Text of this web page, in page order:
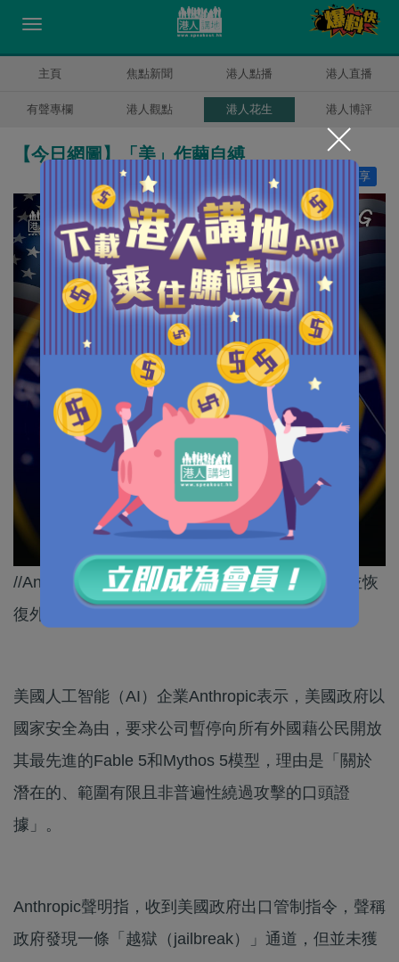
主頁 焦點新聞 港人點播 港人直播
有聲專欄 港人觀點 港人花生 港人博評
【今日網圖】「美」作繭自縛
分享
讚好
//Anthropic正積極與政府溝通，希望能盡快澄清並恢
復外國用戶對這些先進模型的訪問權限。//
美國人工智能（AI）企業Anthropic表示，美國政府以
國家安全為由，要求公司暫停向所有外國藉公民開放
其最先進的Fable 5和Mythos 5模型，理由是「關於
潛在的、範圍有限且非普遍性繞過攻擊的口頭證
據」。
Anthropic聲明指，收到美國政府出口管制指令，聲稱
政府發現一條「越獄（jailbreak）」通道，但並未獲